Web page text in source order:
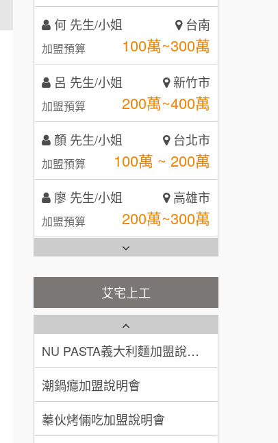
鼎威維修
7 88thai發發泰-泰式飯行家
8 呷尚寶
SHARE TEA歇腳亭
TEA TOP台灣第一味
呂 先生/小姐 新竹市
加盟預算 200萬~400萬
顏 先生/小姐 台北市
加盟預算 100萬 ~ 200萬
廖 先生/小姐 高雄市
加盟預算 200萬~300萬
黃 先生/小姐 台北市
加盟預算 100萬~150萬
林 先生/小姐 屏東縣
加盟預算 100萬 ~ 200萬
吳 先生/小姐 屏東縣
加盟預算 100萬~200萬
周 先生/小姐 台北
加盟預算 100萬 ~150萬
徐 先生/小姐
艾宅上工
【曉妍美妝】誠徵行政櫃檯
自助洗衣店誠徵代洗收送人員
(台中市)
MUSHEN徵SPA美容芳療師
日十。早午食加盟說明會
拾鑶火鍋加盟說明會
全家加盟說明會
台灣G湯加盟說明會
彭富貴加盟說明會
NU PASTA義大利麵加盟說明
會
潮鍋癮加盟說明會
蓁伙烤倆吃加盟說明會
霏等茶加盟說明會
藍象廷泰式火鍋加盟說明會
日十。早午食加盟說明會
上宇林加盟說明會
莫尼早餐Morni加盟說明會